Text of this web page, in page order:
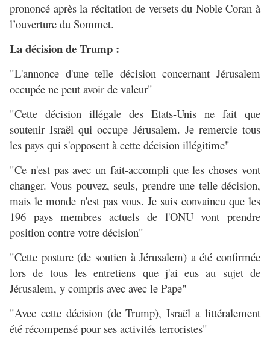
prononcé après la récitation de versets du Noble Coran à
l’ouverture du Sommet.
La décision de Trump :
"L'annonce d'une telle décision concernant Jérusalem
occupée ne peut avoir de valeur"
"Cette décision illégale des Etats-Unis ne fait que
soutenir Israël qui occupe Jérusalem. Je remercie tous
les pays qui s'opposent à cette décision illégitime"
"Ce n'est pas avec un fait-accompli que les choses vont
changer. Vous pouvez, seuls, prendre une telle décision,
mais le monde n'est pas vous. Je suis convaincu que les
196 pays membres actuels de l'ONU vont prendre
position contre votre décision"
"Cette posture (de soutien à Jérusalem) a été confirmée
lors de tous les entretiens que j'ai eus au sujet de
Jérusalem, y compris avec avec le Pape"
"Avec cette décision (de Trump), Israël a littéralement
été récompensé pour ses activités terroristes"